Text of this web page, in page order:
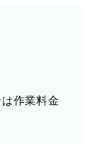
作業料金